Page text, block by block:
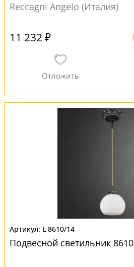
Reccagni Angelo (Италия)
11 232 ₽
L 8610/14
Подвесной светильник